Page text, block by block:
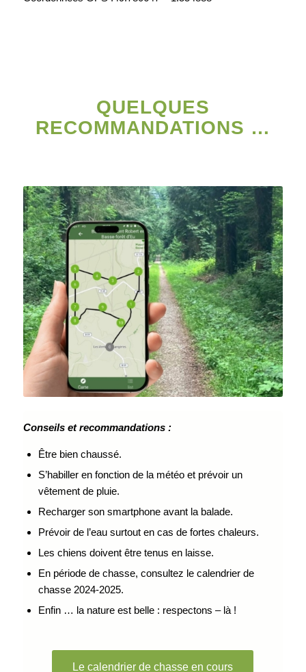
QUELQUES
RECOMMANDATIONS …
Conseils et recommandations :
Être bien chaussé.
S’habiller en fonction de la météo et prévoir un
vêtement de pluie.
Recharger son smartphone avant la balade.
Prévoir de l’eau surtout en cas de fortes chaleurs.
Les chiens doivent être tenus en laisse.
En période de chasse, consultez le calendrier de
chasse 2024-2025.
Enfin … la nature est belle : respectons – là !
Le calendrier de chasse en cours